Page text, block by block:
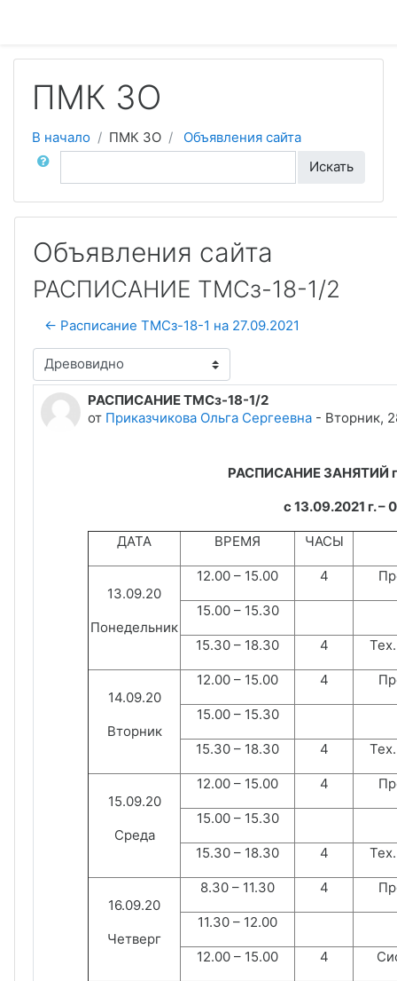
ПМК ЗО
В начало ПМК ЗО
Объявления сайта
Поиск по форумам
Искать
Объявления сайта
РАСПИСАНИЕ ТМСз-18-1/2
← Расписание ТМСз-18-1 на 27.09.2021
Режим отображения
РАСПИСАНИЕ ТМСз-18-1/2
от Приказчикова Ольга Сергеевна - Вторник,
Количество ответов: 0
РАСПИСАНИЕ ЗАНЯТИЙ
с 13.09.2021 г. –
ДАТА ВРЕМЯ ЧАСЫ
13.09.20
Понедельник
12.00 – 15.00 4
15.00 – 15.30
15.30 – 18.30 4
14.09.20
Вторник
12.00 – 15.00 4
15.00 – 15.30
15.30 – 18.30 4
15.09.20
Среда
12.00 – 15.00 4
15.00 – 15.30
15.30 – 18.30 4
16.09.20
Четверг
8.30 – 11.30 4
11.30 – 12.00
12.00 – 15.00 4